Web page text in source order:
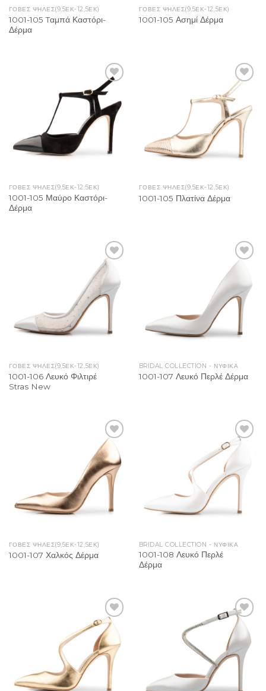
ΓΟΒΕΣ ΨΗΛΕΣ(9,5ΕΚ-12,5ΕΚ)
1001-105 Tαμπά Καστόρι-
Δέρμα
ΓΟΒΕΣ ΨΗΛΕΣ(9,5ΕΚ-12,5ΕΚ)
1001-105 Ασημί Δέρμα
Add to
Wishlist
ΓΟΒΕΣ ΨΗΛΕΣ(9,5ΕΚ-12,5ΕΚ)
1001-105 Μαύρο Καστόρι-
Δέρμα
Add to
Wishlist
ΓΟΒΕΣ ΨΗΛΕΣ(9,5ΕΚ-12,5ΕΚ)
1001-105 Πλατίνα Δέρμα
Add to
Wishlist
ΓΟΒΕΣ ΨΗΛΕΣ(9,5ΕΚ-12,5ΕΚ)
1001-106 Λευκό Φιλτιρέ
Stras New
Add to
Wishlist
BRIDAL COLLECTION - ΝΥΦΙΚΑ
1001-107 Λευκό Περλέ Δέρμα
Add to
Wishlist
ΓΟΒΕΣ ΨΗΛΕΣ(9,5ΕΚ-12,5ΕΚ)
1001-107 Χαλκός Δέρμα
Add to
Wishlist
BRIDAL COLLECTION - ΝΥΦΙΚΑ
1001-108 Λευκό Περλέ
Δέρμα
Add to
Wishlist
Add to
Wishlist